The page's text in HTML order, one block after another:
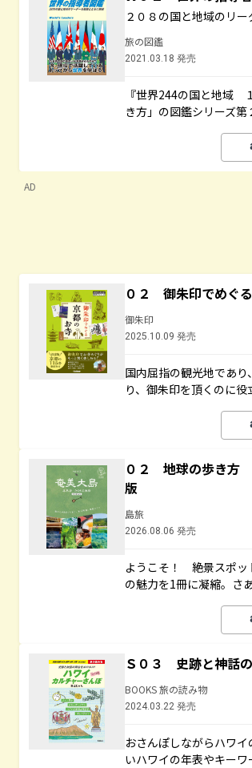
２０８の国と地域のリ
旅の図鑑
2021.03.18 発売
『世界244の国と地域
き方」の図鑑シリーズ第
AD
０２ 御朱印でめぐ
御朱印
2025.10.09 発売
国内屈指の観光地であ
り、御朱印を頂くのに役
０２ 地球の歩き
版
島旅
2026.08.06 発売
ようこそ！ 絶景スポッ
の魅力を1冊に凝縮。さ
Ｓ０３ 史跡と神話
BOOKS 旅の読み物
2024.03.22 発売
おさんぽしながらハワ
いハワイの年表やキー